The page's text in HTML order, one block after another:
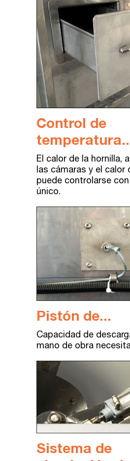
Control de
El calor de la hornilla,
las cámaras y el calor
puede controlarse con
único.
Pistón de...
Capacidad de
mano de obra
Sistema de